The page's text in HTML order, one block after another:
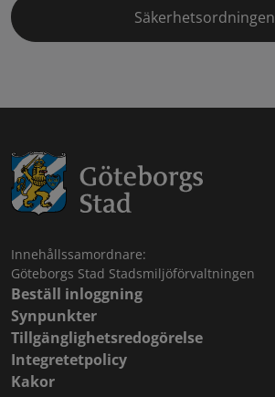
Säkerhetsordningen
Innehållssamordnare:
Göteborgs Stad Stadsmiljöförvaltningen
Beställ inloggning
Synpunkter
Tillgänglighetsredogörelse
Integretetpolicy
Kakor